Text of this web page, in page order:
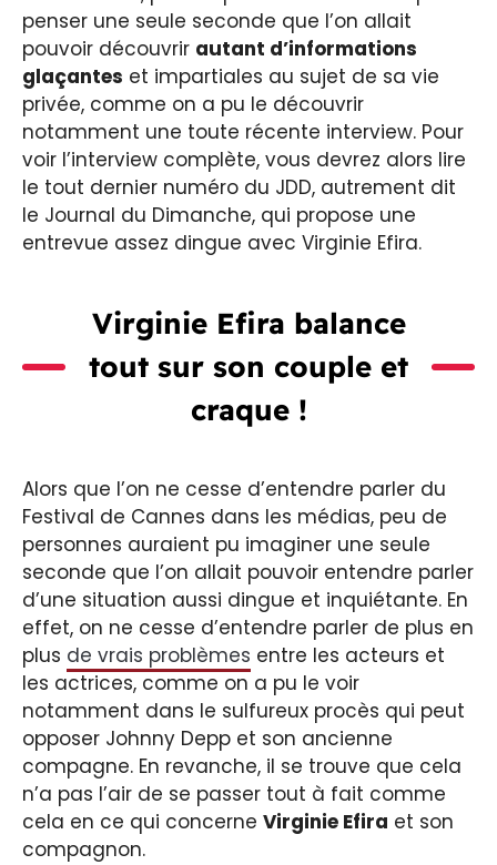
penser une seule seconde que l’on allait
pouvoir découvrir autant d’informations
glaçantes et impartiales au sujet de sa vie
privée, comme on a pu le découvrir
notamment une toute récente interview. Pour
voir l’interview complète, vous devrez alors lire
le tout dernier numéro du JDD, autrement dit
le Journal du Dimanche, qui propose une
entrevue assez dingue avec Virginie Efira.
Virginie Efira balance
tout sur son couple et
craque !
Alors que l’on ne cesse d’entendre parler du
Festival de Cannes dans les médias, peu de
personnes auraient pu imaginer une seule
seconde que l’on allait pouvoir entendre parler
d’une situation aussi dingue et inquiétante. En
effet, on ne cesse d’entendre parler de plus en
plus de vrais problèmes entre les acteurs et
les actrices, comme on a pu le voir
notamment dans le sulfureux procès qui peut
opposer Johnny Depp et son ancienne
compagne. En revanche, il se trouve que cela
n’a pas l’air de se passer tout à fait comme
cela en ce qui concerne Virginie Efira et son
compagnon.